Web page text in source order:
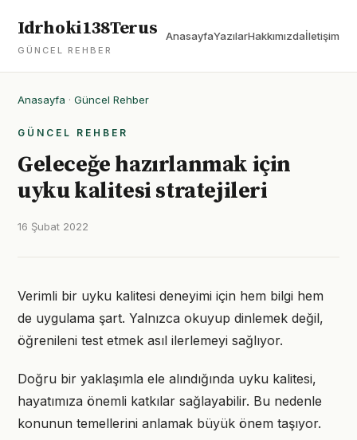
Idrhoki138Terus
GÜNCEL REHBER
AnasayfaYazılarHakkımızdaİletişim
Anasayfa · Güncel Rehber
GÜNCEL REHBER
Geleceğe hazırlanmak için
uyku kalitesi stratejileri
16 Şubat 2022
Verimli bir uyku kalitesi deneyimi için hem bilgi hem
de uygulama şart. Yalnızca okuyup dinlemek değil,
öğrenileni test etmek asıl ilerlemeyi sağlıyor.
Doğru bir yaklaşımla ele alındığında uyku kalitesi,
hayatımıza önemli katkılar sağlayabilir. Bu nedenle
konunun temellerini anlamak büyük önem taşıyor.